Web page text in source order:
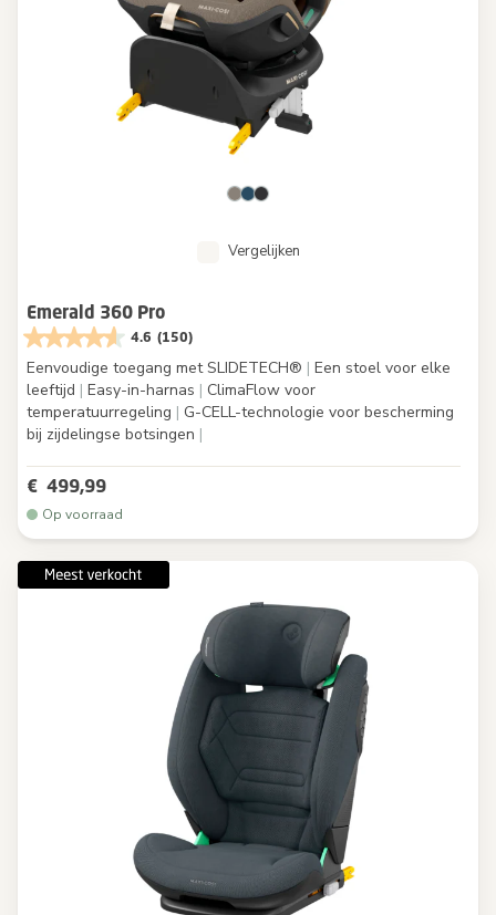
Vergelijken
Emerald 360 Pro
4.6 (150)
Eenvoudige toegang met SLIDETECH® | Een stoel voor elke
leeftijd | Easy-in-harnas | ClimaFlow voor
temperatuurregeling | G-CELL-technologie voor bescherming
bij zijdelingse botsingen |
€ 499,99
Op voorraad